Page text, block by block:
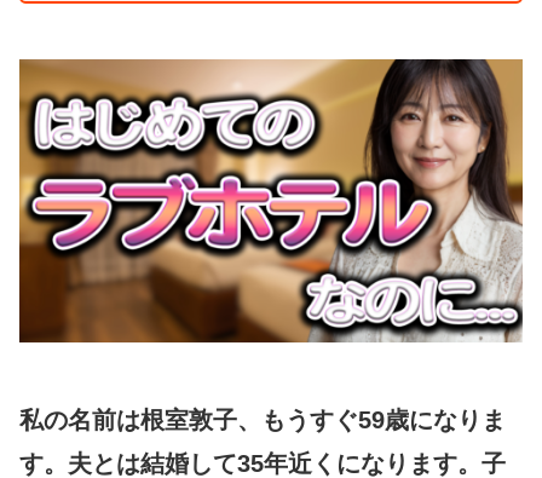
私の名前は根室敦子、もうすぐ59歳になりま
す。夫とは結婚して35年近くになります。子